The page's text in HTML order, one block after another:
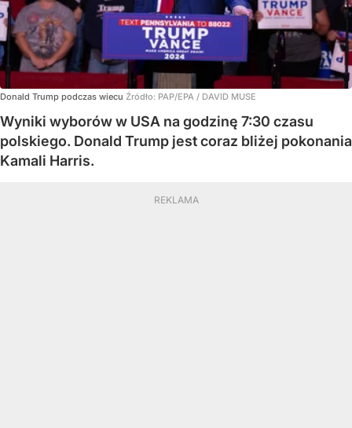
Donald Trump podczas wiecu Źródło: PAP/EPA / DAVID MUSE
Wyniki wyborów w USA na godzinę 7:30 czasu
polskiego. Donald Trump jest coraz bliżej pokonania
Kamali Harris.